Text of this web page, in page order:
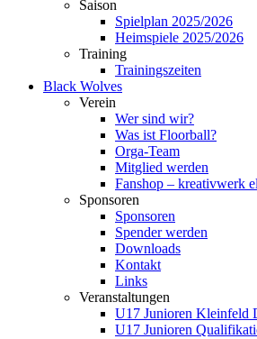
Saison
Spielplan 2025/2026
Heimspiele 2025/2026
Training
Trainingszeiten
Black Wolves
Verein
Wer sind wir?
Was ist Floorball?
Orga-Team
Mitglied werden
Fanshop – kreativwerk
Sponsoren
Sponsoren
Spender werden
Downloads
Kontakt
Links
Veranstaltungen
U17 Junioren Kleinfeld
U17 Junioren